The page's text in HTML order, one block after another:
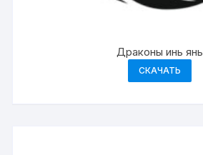
Драконы инь янь
СКАЧАТЬ